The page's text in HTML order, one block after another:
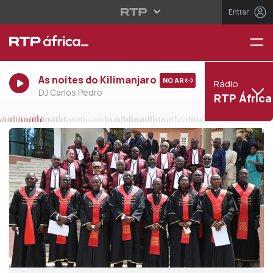
Entrar
As noites do Kilimanjaro
DJ Carlos Pedro
NO AR Rádio
RTP África